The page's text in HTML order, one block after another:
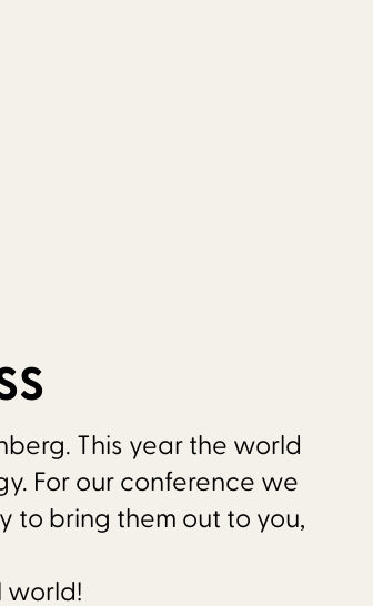
This year the world
For our conference we
to bring them out to you,
world!